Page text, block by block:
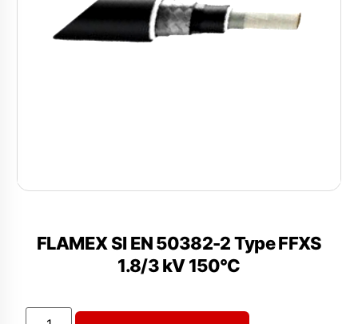
FLAMEX SI EN 50382-2 Type FFXS
1.8/3 kV 150°C